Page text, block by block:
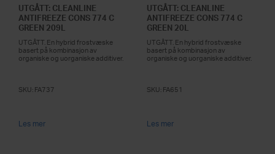
UTGÅTT: CLEANLINE
ANTIFREEZE CONS 774 C
GREEN 209L
UTGÅTT. En hybrid frostvæske
basert på kombinasjon av
organiske og uorganiske additiver.
SKU: FA737
Les mer
UTGÅTT: CLEANLINE
ANTIFREEZE CONS 774 C
GREEN 20L
UTGÅTT. En hybrid frostvæske
basert på kombinasjon av
organiske og uorganiske additiver.
SKU: FA651
Les mer